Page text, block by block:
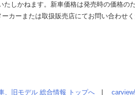
しかねます。新車価格は発売時の価格の
カーまたは取扱販売店にてお問い合わせく
、旧モデル 総合情報 トップへ